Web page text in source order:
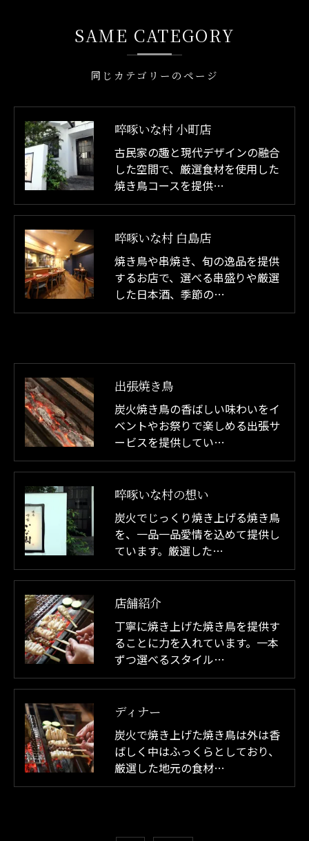
同じカテゴリーのページ
SAME CATEGORY
啐啄いな村 小町店
古民家の趣と現代デザインの融合
した空間で、厳選食材を使用した
焼き鳥コースを提供…
啐啄いな村 白島店
焼き鳥や串焼き、旬の逸品を提供
するお店で、選べる串盛りや厳選
した日本酒、季節の…
出張焼き鳥
炭火焼き鳥の香ばしい味わいをイ
ベントやお祭りで楽しめる出張サ
ービスを提供してい…
啐啄いな村の想い
炭火でじっくり焼き上げる焼き鳥
を、一品一品愛情を込めて提供し
ています。厳選した…
店舗紹介
丁寧に焼き上げた焼き鳥を提供す
ることに力を入れています。一本
ずつ選べるスタイル…
ディナー
炭火で焼き上げた焼き鳥は外は香
ばしく中はふっくらとしており、
厳選した地元の食材…